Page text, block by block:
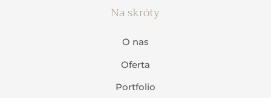
Na skróty
O nas
Oferta
Portfolio